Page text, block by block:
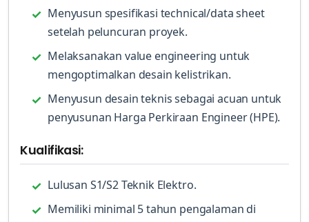
Menyusun spesifikasi technical/data sheet
setelah peluncuran proyek.
Melaksanakan value engineering untuk
mengoptimalkan desain kelistrikan.
Menyusun desain teknis sebagai acuan untuk
penyusunan Harga Perkiraan Engineer (HPE).
Kualifikasi:
Lulusan S1/S2 Teknik Elektro.
Memiliki minimal 5 tahun pengalaman di